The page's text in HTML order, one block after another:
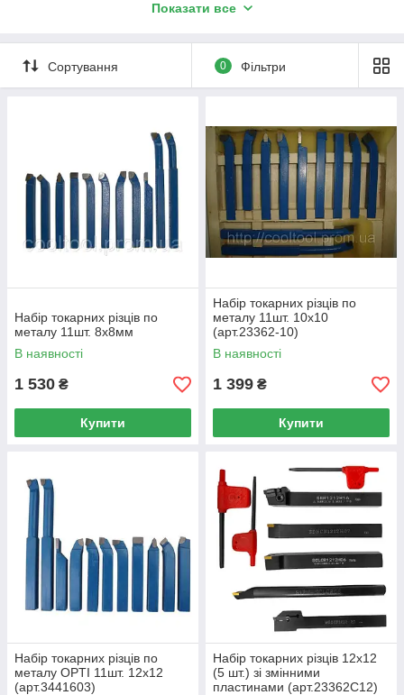
Показати все
Сортування 0 Фільтри
Набір токарних різців по
металу 11шт. 8х8мм
В наявності
1 530 ₴
Купити
Набір токарних різців по
металу 11шт. 10х10
(арт.23362-10)
В наявності
1 399 ₴
Купити
Набір токарних різців по
металу OPTI 11шт. 12х12
(арт.3441603)
Набір токарних різців 12x12
(5 шт.) зі змінними
пластинами (арт.23362С12)